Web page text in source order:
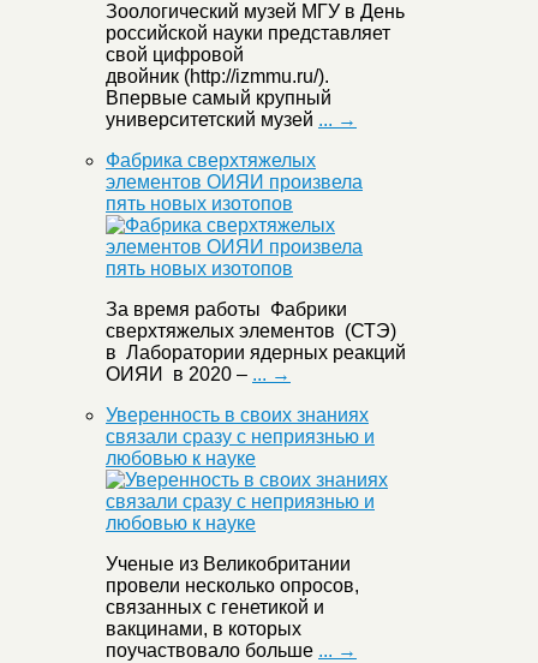
Зоологический музей МГУ в День
российской науки представляет
свой цифровой
двойник (http://izmmu.ru/).
Впервые самый крупный
университетский музей ... →
Фабрика сверхтяжелых
элементов ОИЯИ произвела
пять новых изотопов
За время работы Фабрики
сверхтяжелых элементов (СТЭ)
в Лаборатории ядерных реакций
ОИЯИ в 2020 – ... →
Уверенность в своих знаниях
связали сразу с неприязнью и
любовью к науке
Ученые из Великобритании
провели несколько опросов,
связанных с генетикой и
вакцинами, в которых
поучаствовало больше ... →